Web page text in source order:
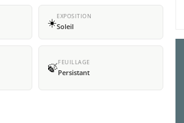
☀️EXPOSITION
Soleil
🍃FEUILLAGE
Persistant